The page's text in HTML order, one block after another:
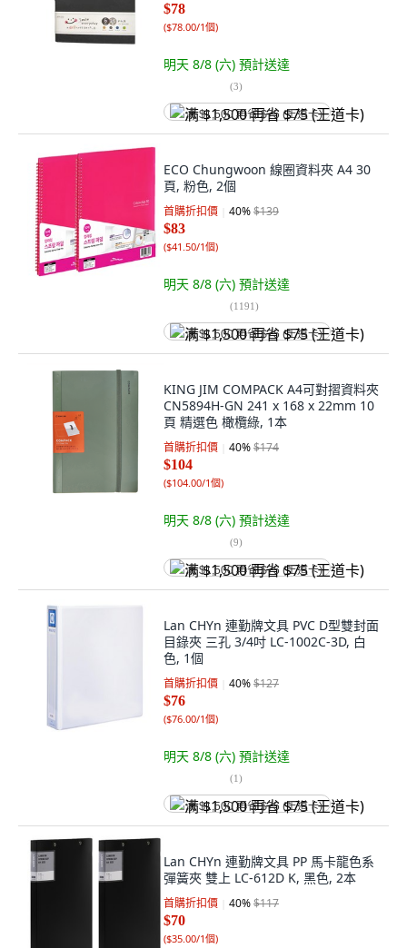
$78
($78.00/1個)
明天 8/8 (六) 預計送達
(3)
满 $1,500 再省 $75 (王道卡)
ECO Chungwoon 線圈資料夾 A4 30
頁, 粉色, 2個
首購折扣價 40%$139
$83
($41.50/1個)
明天 8/8 (六) 預計送達
(1191)
满 $1,500 再省 $75 (王道卡)
KING JIM COMPACK A4可對摺資料夾
CN5894H-GN 241 x 168 x 22mm 10
頁 精選色 橄欖綠, 1本
首購折扣價 40%$174
$104
($104.00/1個)
明天 8/8 (六) 預計送達
(9)
满 $1,500 再省 $75 (王道卡)
Lan CHYn 連勤牌文具 PVC D型雙封面
目錄夾 三孔 3/4吋 LC-1002C-3D, 白
色, 1個
首購折扣價 40%$127
$76
($76.00/1個)
明天 8/8 (六) 預計送達
(1)
满 $1,500 再省 $75 (王道卡)
Lan CHYn 連勤牌文具 PP 馬卡龍色系
彈簧夾 雙上 LC-612D K, 黑色, 2本
首購折扣價 40%$117
$70
($35.00/1個)